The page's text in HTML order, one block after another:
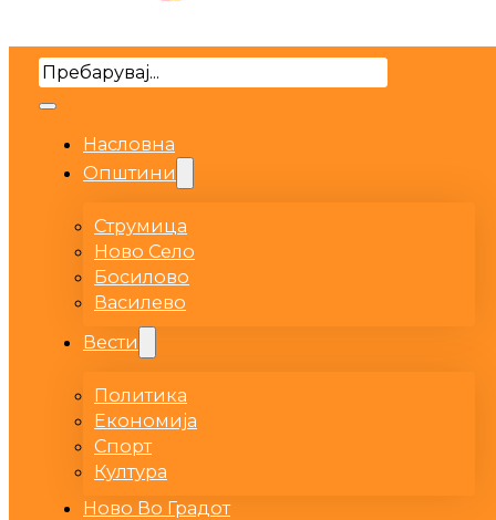
Search
Насловна
Општини
Струмица
Ново Село
Босилово
Василево
Вести
Политика
Економија
Спорт
Култура
Ново Во Градот